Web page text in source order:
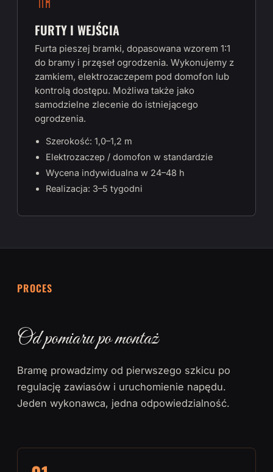
FURTY I WEJŚCIA
Furta pieszej bramki, dopasowana wzorem 1:1
do bramy i przęseł ogrodzenia. Wykonujemy z
zamkiem, elektrozaczepem pod domofon lub
kontrolą dostępu. Możliwa także jako
samodzielne zlecenie do istniejącego
ogrodzenia.
Szerokość: 1,0–1,2 m
Elektrozaczep / domofon w standardzie
Wycena indywidualna w 24–48 h
Realizacja: 3–5 tygodni
PROCES
Od pomiaru po montaż
Bramę prowadzimy od pierwszego szkicu po
regulację zawiasów i uruchomienie napędu.
Jeden wykonawca, jedna odpowiedzialność.